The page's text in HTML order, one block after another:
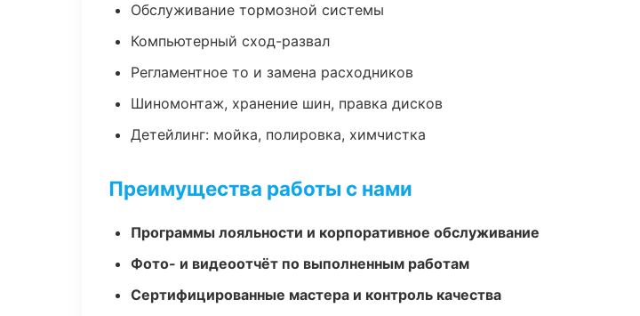
Обслуживание тормозной системы
Компьютерный сход-развал
Регламентное то и замена расходников
Шиномонтаж, хранение шин, правка дисков
Детейлинг: мойка, полировка, химчистка
Преимущества работы с нами
Программы лояльности и корпоративное обслуживание
Фото- и видеоотчёт по выполненным работам
Сертифицированные мастера и контроль качества